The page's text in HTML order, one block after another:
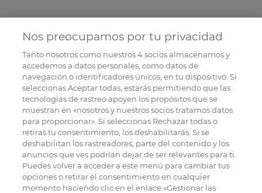
Nos preocupamos por tu privacidad
Tanto nosotros como nuestros4socios almacenamos y
accedemos a datos personales, como datos de
navegación o identificadores únicos, en tu dispositivo. Si
seleccionas Aceptar todas, estarás permitiendo que las
tecnologías de rastreo apoyen los propósitos que se
muestran en «nosotros y nuestros socios tratamos datos
para proporcionar». Si seleccionas Rechazar todas o
retiras tu consentimiento, los deshabilitarás. Si se
deshabilitan los rastreadores, parte del contenido y los
anuncios que ves podrían dejar de ser relevantes para ti.
Puedes volver a acceder a este menú para cambiar tus
opciones o retirar el consentimiento en cualquier
momento haciendo clic en el enlace «Gestionar las